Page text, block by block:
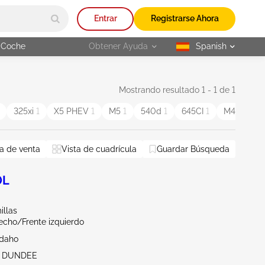
Entrar Registrarse Ahora
Obtener Ayuda selected
Spanish
Mostrando resultado 1 - 1 de 1
325xi 1 X5 PHEV 1 M5 1 540d 1 645CI 1 M4
de venta Vista de cuadrícula Guardar Búsqueda
Frente izquierdo